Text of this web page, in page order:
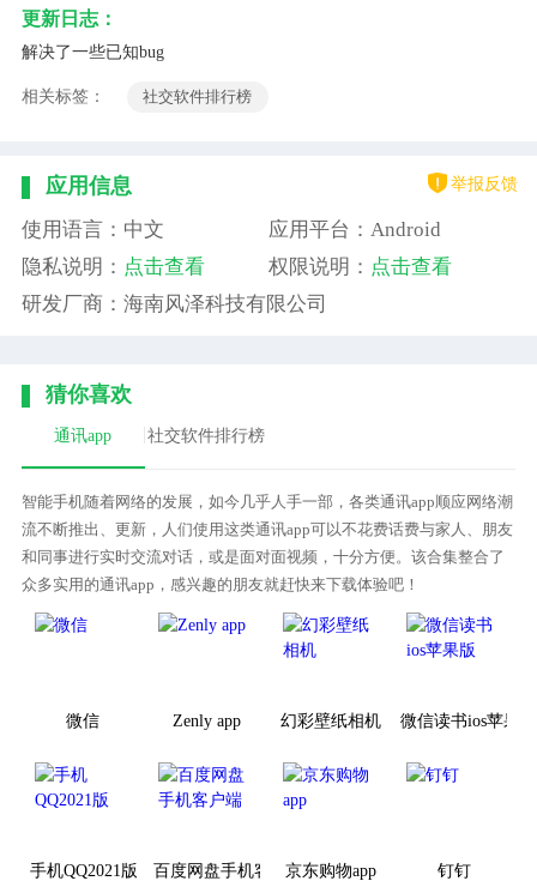
更新日志：
解决了一些已知bug
相关标签： 社交软件排行榜
应用信息 举报反馈
使用语言：中文
应用平台：Android
隐私说明： 点击查看 权限说明： 点击查看
研发厂商：海南风泽科技有限公司
猜你喜欢
通讯app 社交软件排行榜
智能手机随着网络的发展，如今几乎人手一部，各类通讯app顺应网络潮
流不断推出、更新，人们使用这类通讯app可以不花费话费与家人、朋友
和同事进行实时交流对话，或是面对面视频，十分方便。该合集整合了
众多实用的通讯app，感兴趣的朋友就赶快来下载体验吧！
微信 Zenly app 幻彩壁纸相机 微信读书ios苹果版
手机QQ2021版 百度网盘手机客户端京东购物app 钉钉